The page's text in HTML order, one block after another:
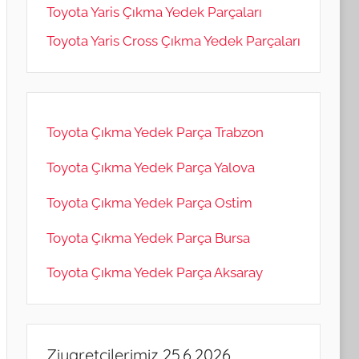
Toyota Yaris Çıkma Yedek Parçaları
Toyota Yaris Cross Çıkma Yedek Parçaları
Toyota Çıkma Yedek Parça Trabzon
Toyota Çıkma Yedek Parça Yalova
Toyota Çıkma Yedek Parça Ostim
Toyota Çıkma Yedek Parça Bursa
Toyota Çıkma Yedek Parça Aksaray
Ziyaretçilerimiz 25.6.2026